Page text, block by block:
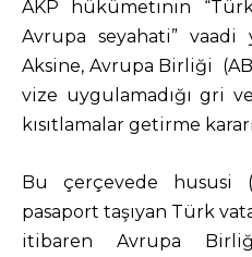
AKP hükümetinin
Avrupa seyahati” vaadi
Aksine, Avrupa Birliği
vize uygulamadığı gri
kısıtlamalar getirme
Bu çerçevede hususi
pasaport taşıyan Türk
itibaren Avrupa